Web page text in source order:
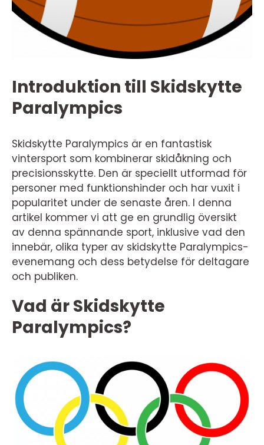
Introduktion till Skidskytte
Paralympics
Skidskytte Paralympics är en fantastisk
vintersport som kombinerar skidåkning och
precisionsskytte. Den är speciellt utformad för
personer med funktionshinder och har vuxit i
popularitet under de senaste åren. I denna
artikel kommer vi att ge en grundlig översikt
av denna spännande sport, inklusive vad den
innebär, olika typer av skidskytte Paralympics-
evenemang och dess betydelse för deltagare
och publiken.
Vad är Skidskytte
Paralympics?